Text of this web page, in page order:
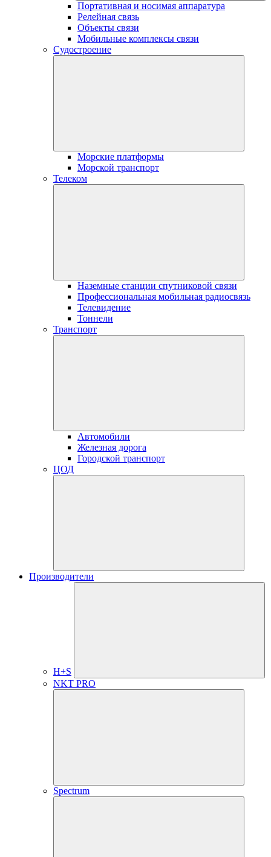
Портативная и носимая аппаратура
Релейная связь
Объекты связи
Мобильные комплексы связи
Судостроение
Морские платформы
Морской транспорт
Телеком
Наземные станции спутниковой связи
Профессиональная мобильная радиосвязь
Телевидение
Тоннели
Транспорт
Автомобили
Железная дорога
Городской транспорт
ЦОД
Производители
H+S
NKT PRO
Spectrum